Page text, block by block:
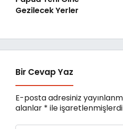
Gezilecek Yerler
Bir Cevap Yaz
E-posta adresiniz
alanlar * ile